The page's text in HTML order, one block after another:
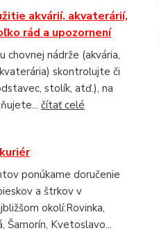
akvárií, akvaterárií,
rád a upozornení
chovnej nádrže (akvária,
skontrolujte či
stolík, atď.), na
čítať celé
ponúkame doručenie
a štrkov v
okolí:Rovinka,
Šamorín, Kvetoslavo...